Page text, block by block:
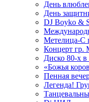
День
День
DJ Boyko &
Метелица-С
Концерт гр.
Диско 80-х
«Божья
Пенная
Легенда!